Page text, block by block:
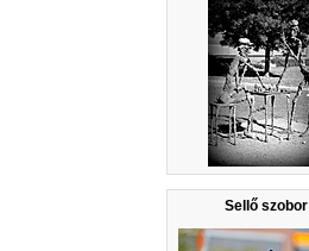
Sellő szobor